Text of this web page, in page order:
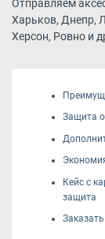
Отправляем
Харьков, Днепр,
Херсон, Ровно и
Защита
Кейс с
защита